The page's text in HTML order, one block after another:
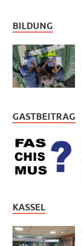
BILDUNG
GASTBEITRAG
KASSEL